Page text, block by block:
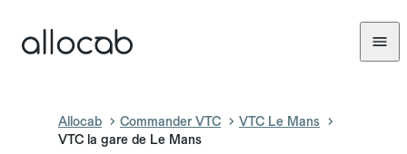
Allocab Commander VTC
VTC Le Mans
VTC la gare de Le Mans